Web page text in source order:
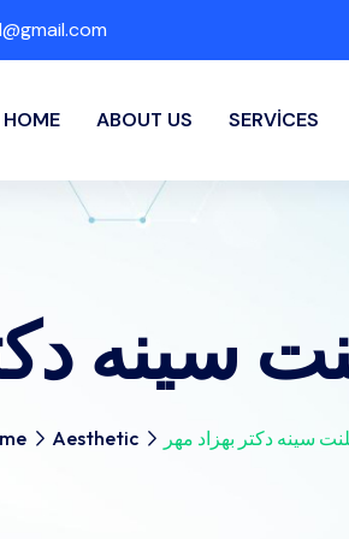
HOME ABOUT US SERVICES
سینه
Aesthetic سینه دکتر بهزاد مهر